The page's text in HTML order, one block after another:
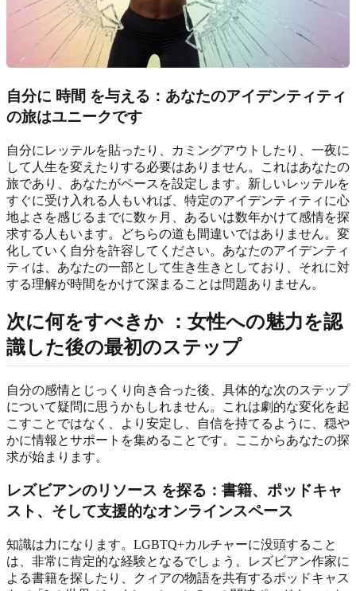
自分に 時間 を与える：あなたのアイデンティティ
の旅はユニークです
自分にレッテルを貼ったり、カミングアウトしたり、一夜に
して人生を変えたりする必要はありません。これはあなたの
旅であり、あなたがペースを設定します。新しいレッテルを
すぐに受け入れる人もいれば、特定のアイデンティティに心
地よさを感じるまでに数ヶ月、あるいは数年かけて感情を探
求する人もいます。どちらの道も間違いではありません。変
化していく自分を許容してください。あなたのアイデンティ
ティは、あなたの一部として生き生きとしており、それに対
する理解が時間をかけて深まることは問題ありません。
次に何をすべきか ：女性への魅力を認
識した後の最初のステップ
自分の感情とじっくり向き合った後、具体的な次のステップ
について疑問に思うかもしれません。これは劇的な変化を起
こすことではなく、より安定し、自信を持てるように、穏や
かに情報とサポートを集めることです。ここからあなたの探
求が始まります。
レズビアンのリソース を探る：書籍、ポッドキャ
スト、そして支援的なオンラインスペース
知識は力になります。LGBTQ+カルチャーに没頭すること
は、非常に肯定的な経験となるでしょう。レズビアン作家に
よる書籍を探したり、クィアの物語を共有するポッドキャス